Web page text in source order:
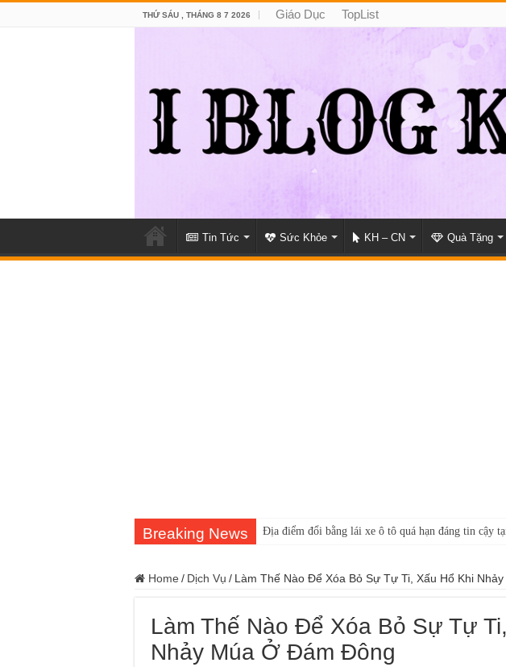
THỨ SÁU , THÁNG 8 7 2026 Giáo Dục TopList
Tin Tức Sức Khỏe KH – CN Quà Tặng
Breaking News Địa điểm đổi bằng lái xe ô tô quá hạn đáng tin cậy
Home / Dịch Vụ / Làm Thế Nào Để Xóa Bỏ Sự Tự Ti, Xấu Hổ Khi
Làm Thế Nào Để Xóa Bỏ Sự Tự
Nhảy Múa Ở Đám Đông